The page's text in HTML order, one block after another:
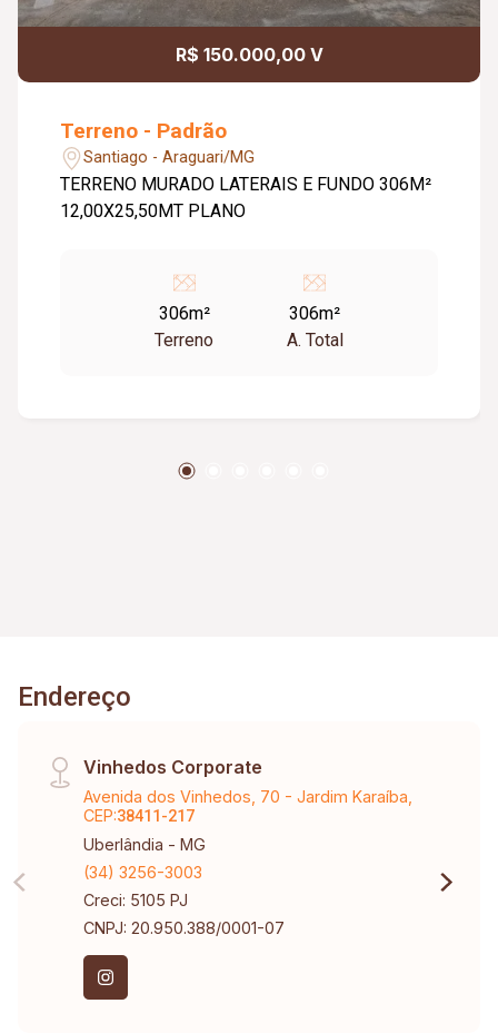
R$ 150.000,00 V
Terreno - Padrão
Santiago - Araguari/MG
TERRENO MURADO LATERAIS E FUNDO 306M²
12,00X25,50MT PLANO
306m²
Terreno
306m²
A. Total
Endereço
Vinhedos Corporate
Avenida dos Vinhedos, 70 - Jardim Karaíba,
CEP:38411-217
Uberlândia - MG
(34) 3256-3003
Creci: 5105 PJ
CNPJ: 20.950.388/0001-07